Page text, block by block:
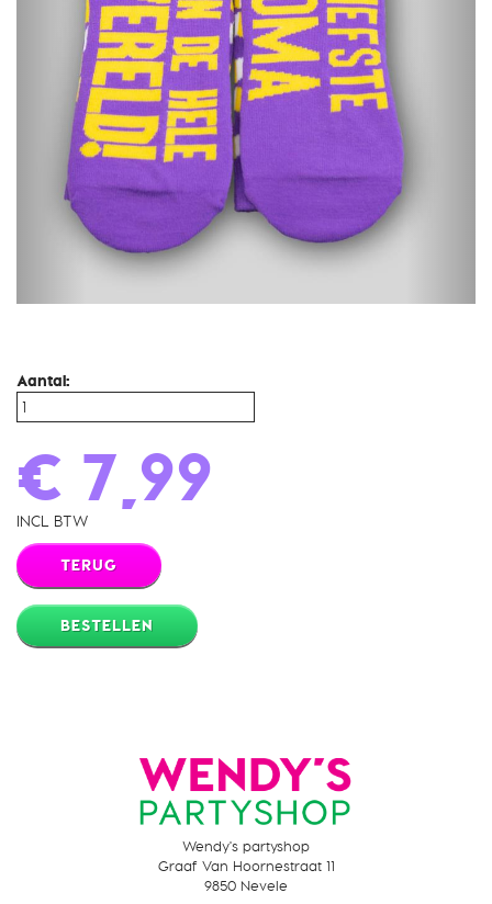
Aantal:
€ 7,99
INCL BTW
TERUG
BESTELLEN
Wendy's partyshop
Graaf Van Hoornestraat 11
9850 Nevele